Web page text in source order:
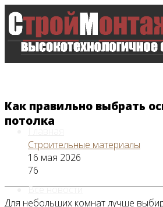
Все новости
Как правильно выбрать
потолка
Строительные материалы
16 мая 2026
76
Для небольших комнат лучше